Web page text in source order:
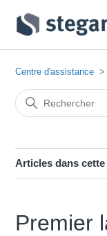
Centre d'assistance
Articles dans
Premier